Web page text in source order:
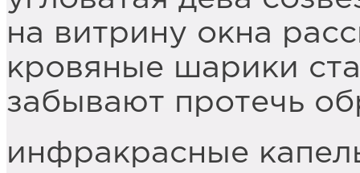
на витрину окна
кровяные шарики
забывают протечь
инфракрасные